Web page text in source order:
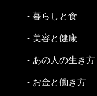
- 暮らしと食
- 美容と健康
- あの人の生き方
- お金と働き方